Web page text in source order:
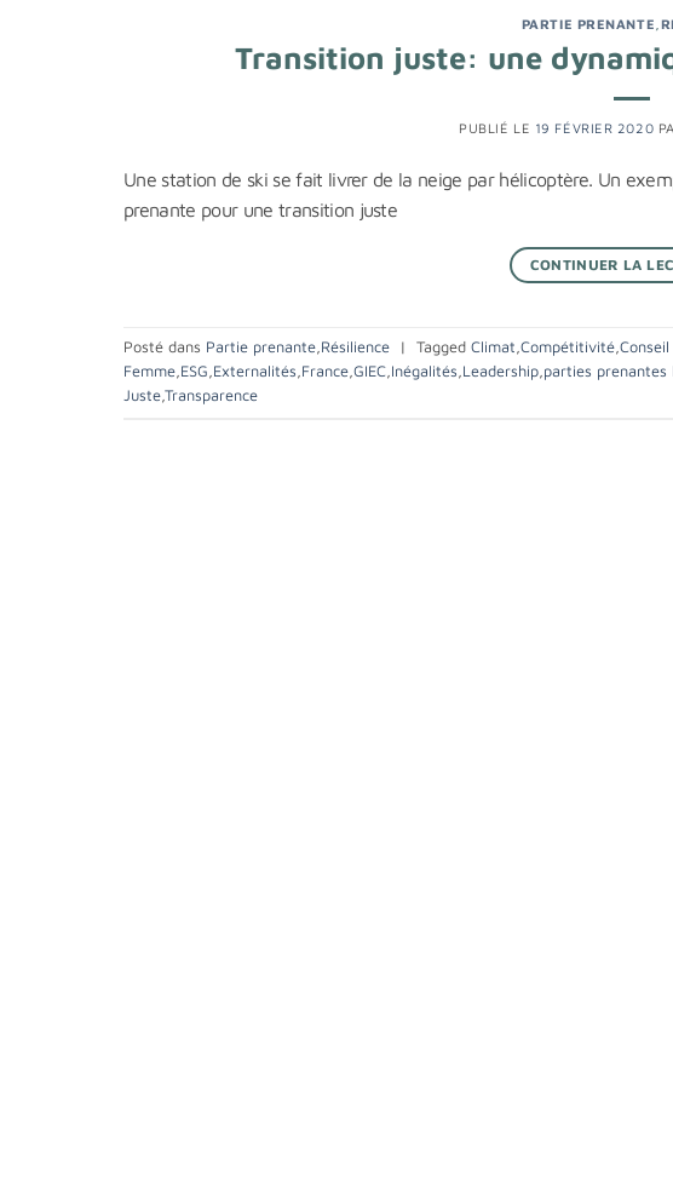
PARTIE PRENANTE
Transition juste: une
PUBLIÉ LE 19 FÉVRIER 2020
Une station de ski se fait livrer de la neige par hélicoptère. Un
prenante pour une transition juste
CONTINUER LA
Posté dans Partie prenante,Résilience | Tagged Climat,Compétitivité,
Femme,ESG,Externalités,France,GIEC,Inégalités,Leadership,parties prenantes
Juste,Transparence